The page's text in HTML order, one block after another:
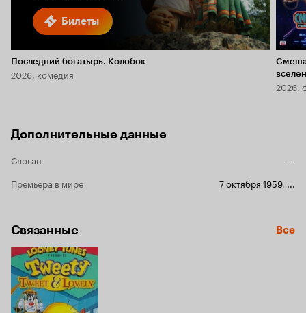
Билеты
Последний богатырь. Колобок
2026, комедия
2026,
Дополнительные данные
Слоган
—
Премьера в мире
7 октября 1959,
Связанные Все